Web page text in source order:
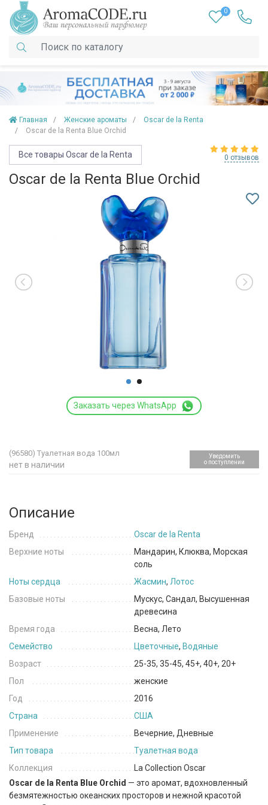
0
Главная Женские ароматы
Oscar de la Renta
Oscar de la Renta Blue Orchid
Все товары Oscar de la Renta 0 отзывов
Oscar de la Renta Blue Orchid
Заказать через WhatsApp
(96580) Туалетная вода 100мл
нет в наличии
Уведомить
о поступлении
Описание
Бренд
Oscar de la Renta
Верхние ноты
Мандарин, Клюква, Морская
соль
Ноты сердца
Жасмин, Лотос
Базовые ноты
Мускус, Сандал, Высушенная
древесина
Время года
Весна, Лето
Семейство
Цветочные, Водяные
Возраст
25-35, 35-45, 45+, 40+, 20+
Пол
женские
Год
2016
Страна
США
Применение
Вечерние, Дневные
Тип товара
Туалетная вода
Коллекция
La Collection Oscar
Oscar de la Renta Blue Orchid — это аромат, вдохновленный
безмятежностью океанских просторов и нежной красотой